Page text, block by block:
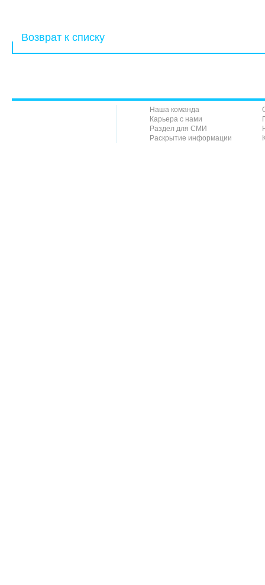
Возврат к списку
Наша команда
Карьера с нами
Раздел для СМИ
Раскрытие информации